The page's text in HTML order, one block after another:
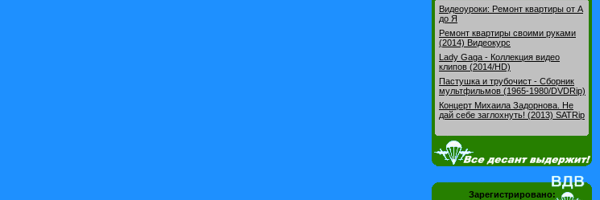
Видеоуроки: Pемонт квартиры от А
до Я
Ремонт квартиры своими руками
(2014) Видеокурс
Lady Gaga - Коллекция видео
клипов (2014/HD)
Пастушка и трубочист - Сборник
мультфильмов (1965-1980/DVDRip)
Концерт Михаила Задорнова. Не
дай себе заглохнуть! (2013) SATRip
Зарегистрировано: